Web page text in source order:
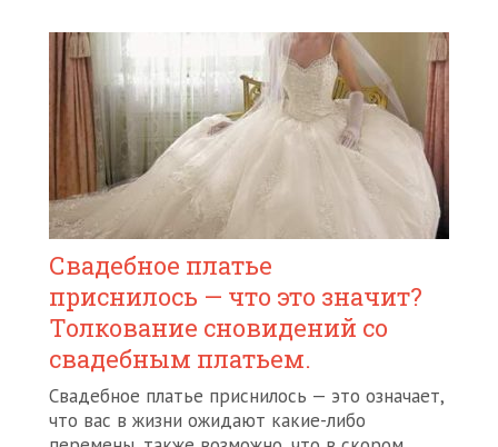
Свадебное платье
приснилось — что это значит?
Толкование сновидений со
свадебным платьем.
Свадебное платье приснилось — это означает,
что вас в жизни ожидают какие-либо